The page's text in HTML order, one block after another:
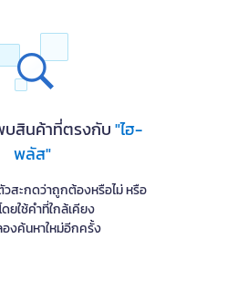
บสินค้าที่ตรงกับ"ไฮ-
พลัส"
สะกดว่าถูกต้องหรือไม่ หรือ
ยใช้คำที่ใกล้เคียง
งค้นหาใหม่อีกครั้ง